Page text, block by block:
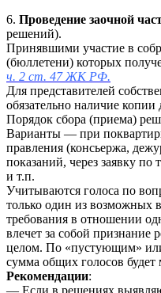
6. Проведение заочной
решений).
Принявшими участие в
(бюллетени) которых
ч. 2 ст. 47 ЖК РФ.
Для представителей
обязательно наличие копии
Порядок сбора (приема)
Варианты — при
правления (консьержа,
показаний, через заявку по
и т.п.
Учитываются голоса по
только один из возможных
требования в отношении
влечет за собой признание
целом. По «пустующим»
сумма общих голосов будет
Рекомендации:
— Если в решениях